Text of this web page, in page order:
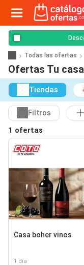
Todas las ofertas
Ofertas Tu casa
Tiendas
Filtros
1 ofertas
Casa boher vinos
1 día